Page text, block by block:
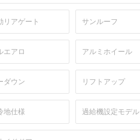
リアゲート サンルーフ
エアロ アルミホイール
ダウン リフトアップ
地仕様 過給機設定モデル